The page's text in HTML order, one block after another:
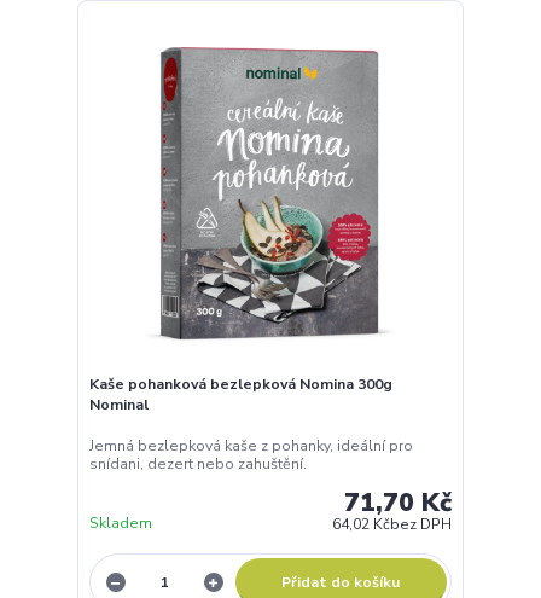
Kaše pohanková bezlepková Nomina 300g
Nominal
Jemná bezlepková kaše z pohanky, ideální pro
snídani, dezert nebo zahuštění.
71,70 Kč
64,02 Kčbez DPH
Skladem
Přidat do košíku